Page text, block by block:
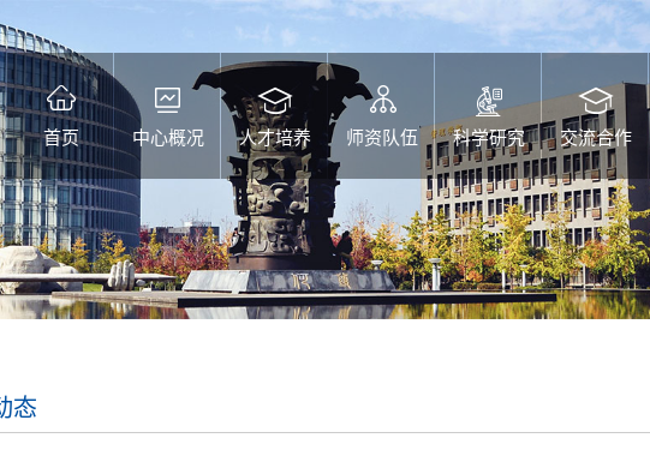
首页 中心概况 人才培养 师资队伍 科学研究 交流合作
态